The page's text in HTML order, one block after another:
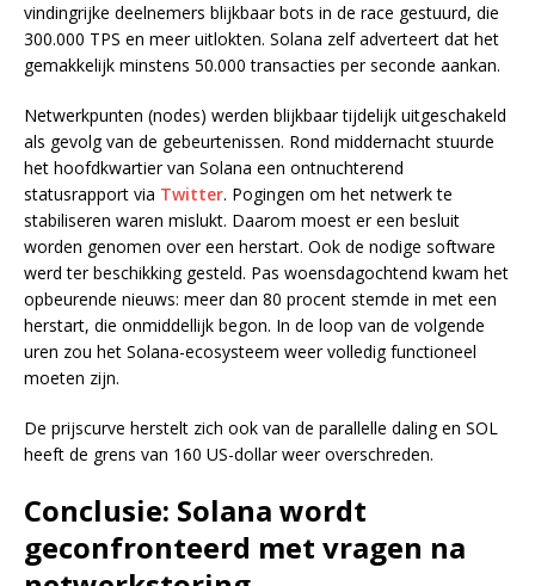
vindingrijke deelnemers blijkbaar bots in de race gestuurd, die
300.000 TPS en meer uitlokten. Solana zelf adverteert dat het
gemakkelijk minstens 50.000 transacties per seconde aankan.
Netwerkpunten (nodes) werden blijkbaar tijdelijk uitgeschakeld
als gevolg van de gebeurtenissen. Rond middernacht stuurde
het hoofdkwartier van Solana een ontnuchterend
statusrapport via Twitter. Pogingen om het netwerk te
stabiliseren waren mislukt. Daarom moest er een besluit
worden genomen over een herstart. Ook de nodige software
werd ter beschikking gesteld. Pas woensdagochtend kwam het
opbeurende nieuws: meer dan 80 procent stemde in met een
herstart, die onmiddellijk begon. In de loop van de volgende
uren zou het Solana-ecosysteem weer volledig functioneel
moeten zijn.
De prijscurve herstelt zich ook van de parallelle daling en SOL
heeft de grens van 160 US-dollar weer overschreden.
Conclusie: Solana wordt
geconfronteerd met vragen na